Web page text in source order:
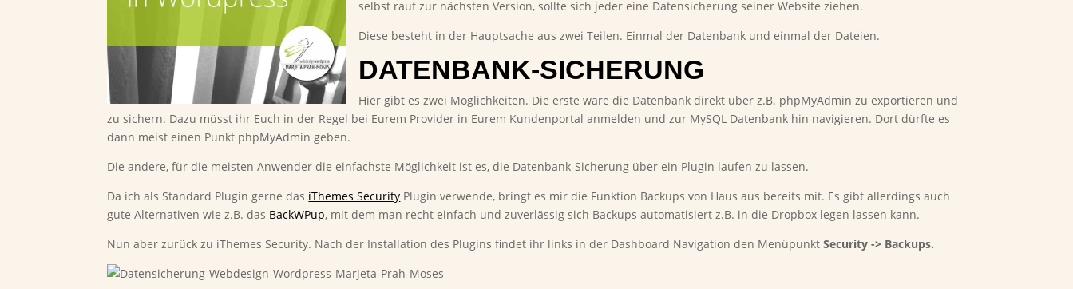
selbst rauf zur nächsten Version, sollte sich jeder eine Datensicherung seiner Website ziehen.
Diese besteht in der Hauptsache aus zwei Teilen. Einmal der Datenbank und einmal der Dateien.
DATENBANK-SICHERUNG
Hier gibt es zwei Möglichkeiten. Die erste wäre die Datenbank direkt über z.B. phpMyAdmin zu exportieren und
zu sichern. Dazu müsst ihr Euch in der Regel bei Eurem Provider in Eurem Kundenportal anmelden und zur MySQL Datenbank hin navigieren. Dort dürfte es
dann meist einen Punkt phpMyAdmin geben.
Die andere, für die meisten Anwender die einfachste Möglichkeit ist es, die Datenbank-Sicherung über ein Plugin laufen zu lassen.
Da ich als Standard Plugin gerne das iThemes Security Plugin verwende, bringt es mir die Funktion Backups von Haus aus bereits mit. Es gibt allerdings auch
gute Alternativen wie z.B. das BackWPup, mit dem man recht einfach und zuverlässig sich Backups automatisiert z.B. in die Dropbox legen lassen kann.
Nun aber zurück zu iThemes Security. Nach der Installation des Plugins findet ihr links in der Dashboard Navigation den MenüpunktSecurity -> Backups.